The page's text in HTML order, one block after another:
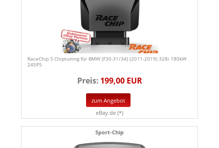
RaceChip S Chiptuning für BMW (F30-31/34) (2011-2019) 328i 180kW
245PS
Preis: 199,00 EUR
zum Angebot
eBay.de (*)
Sport-Chip